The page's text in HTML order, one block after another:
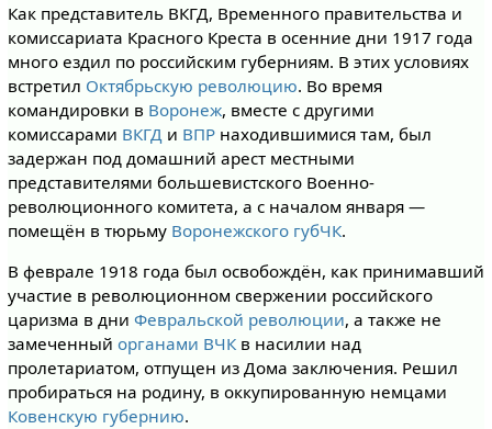
Как представитель ВКГД, Временного правительства и
комиссариата Красного Креста в осенние дни 1917 года
много ездил по российским губерниям. В этих условиях
встретил Октябрьскую революцию. Во время
командировки в Воронеж, вместе с другими
комиссарами ВКГД и ВПРнаходившимися там, был
задержан под домашний арест местными
представителями большевистского Военно-
революционного комитета, а с началом января —
помещён в тюрьму Воронежского губЧК.
В феврале 1918 года был освобождён, как принимавший
участие в революционном свержении российского
царизма в дни Февральской революции, а также не
замеченный органами ВЧКв насилии над
пролетариатом, отпущен из Дома заключения. Решил
пробираться на родину, в оккупированную немцами
Ковенскую губернию.